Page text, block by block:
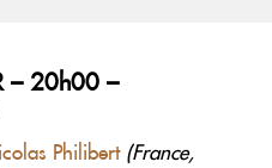
– 20h00 –
Philibert (France,